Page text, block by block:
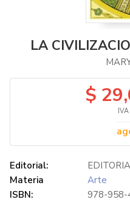
LA
$
Editorial:
Materia
Arte
ISBN:
978-